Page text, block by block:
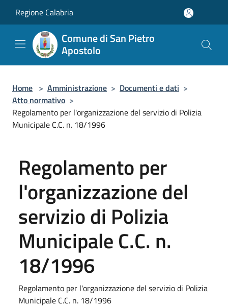
Regione Calabria
Comune di San Pietro
Apostolo
Home > Amministrazione > Documenti e dati >
Atto normativo >
Regolamento per l'organizzazione del servizio di Polizia
Municipale C.C. n. 18/1996
Regolamento per
l'organizzazione del
servizio di Polizia
Municipale C.C. n.
18/1996
Regolamento per l'organizzazione del servizio di Polizia
Municipale C.C. n. 18/1996